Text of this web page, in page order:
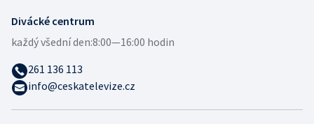
Divácké centrum
každý všední den:8:00—16:00 hodin
261 136 113
info@ceskatelevize.cz